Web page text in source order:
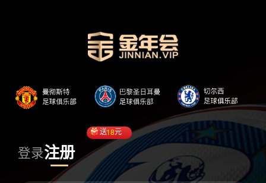
登录注册
送18元